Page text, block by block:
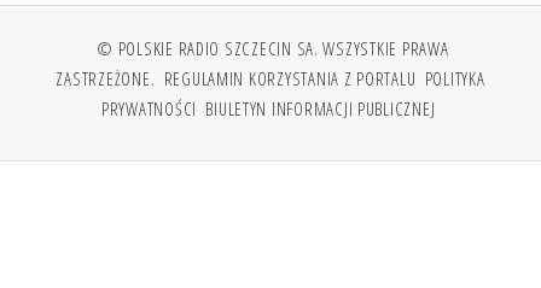
© POLSKIE RADIO SZCZECIN SA. WSZYSTKIE PRAWA
ZASTRZEŻONE. REGULAMIN KORZYSTANIA Z PORTALU POLITYKA
PRYWATNOŚCI BIULETYN INFORMACJI PUBLICZNEJ